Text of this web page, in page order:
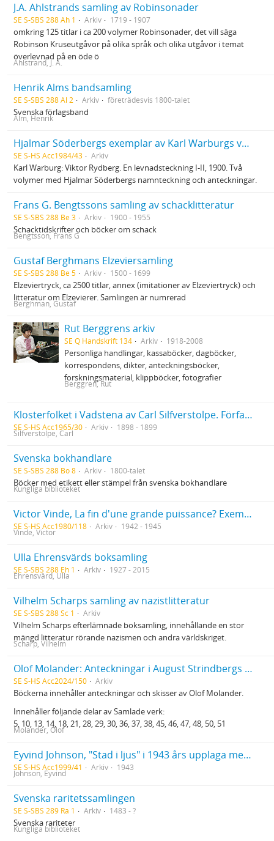
J.A. Ahlstrands samling av Robinsonader
SE S-SBS 288 Ah 1 Arkiv 1719 - 1907
omkring 125 titlar i ca 200 volymer Robinsonader, det vill säga
Robinson Kruseutgåvor på olika språk och olika utgåvor i temat
överlevnad på en öde ö
Ahlstrand, J. A.
Henrik Alms bandsamling
SE S-SBS 288 Al 2 Arkiv företrädesvis 1800-talet
Svenska förlagsband
Alm, Henrik
Hjalmar Söderbergs exemplar av Karl Warburgs verk Viktor Rydberg
SE S-HS Acc1984/43 Arkiv
Karl Warburg: Viktor Rydberg. En levnadsteckning I-II, 1900. Två
volymer med Hjalmar Söderbergs namnteckning och anteckningar.
Frans G. Bengtssons samling av schacklitteratur
SE S-SBS 288 Be 3 Arkiv 1900 - 1955
Schacktidskrifter och böcker om schack
Bengtsson, Frans G
Gustaf Berghmans Elzeviersamling
SE S-SBS 288 Be 5 Arkiv 1500 - 1699
Elzeviertryck, ca 2500 titlar, annex (imitationer av Elzeviertryck) och
litteratur om Elzevierer. Samlingen är numrerad
Berghman, Gustaf
Rut Berggrens arkiv
SE Q Handskrift 134 Arkiv 1918-2008
Personliga handlingar, kassaböcker, dagböcker,
korrespondens, dikter, anteckningsböcker,
forskningsmaterial, klippböcker, fotografier
Berggren, Rut
Klosterfolket i Vadstena av Carl Silfverstolpe. Författarens eget exemplar med hans anteckningar på interfolierade sidor
SE S-HS Acc1965/30 Arkiv 1898 - 1899
Silfverstolpe, Carl
Svenska bokhandlare
SE S-SBS 288 Bo 8 Arkiv 1800-talet
Böcker med etikett eller stämpel från svenska bokhandlare
Kungliga biblioteket
Victor Vinde, La fin d'une grande puissance? Exemplar med dedikation från författaren till Lucien Maury. Ur Kjell Strömbergs bibliotek
SE S-HS Acc1980/118 Arkiv 1942 - 1945
Vinde, Victor
Ulla Ehrensvärds boksamling
SE S-SBS 288 Eh 1 Arkiv 1927 - 2015
Ehrensvärd, Ulla
Vilhelm Scharps samling av nazistlitteratur
SE S-SBS 288 Sc 1 Arkiv
Vilhelm Scharps efterlämnade boksamling, innehållande en stor
mängd litteratur rörande nazismen och andra världskriget.
Scharp, Vilhelm
Olof Molander: Anteckningar i August Strindbergs samlade verk
SE S-HS Acc2024/150 Arkiv
Böckerna innehåller anteckningar och skisser av Olof Molander.
Innehåller följande delar av Samlade verk:
5, 10, 13, 14, 18, 21, 28, 29, 30, 36, 37, 38, 45, 46, 47, 48, 50, 51
Molander, Olof
Eyvind Johnson, "Stad i ljus" i 1943 års upplaga med författarens egenhändiga textändringar. Exemplaret skall ha fungerat som manuskript till den upplaga som trycktes 1950.
SE S-HS Acc1999/41 Arkiv 1943
Johnson, Eyvind
Svenska raritetssamlingen
SE S-SBS 289 Ra 1 Arkiv 1483 - ?
Svenska rariteter
Kungliga biblioteket